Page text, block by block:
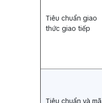
Tiêu chuẩn giao
thức giao tiếp
Tiêu chuẩn và mã